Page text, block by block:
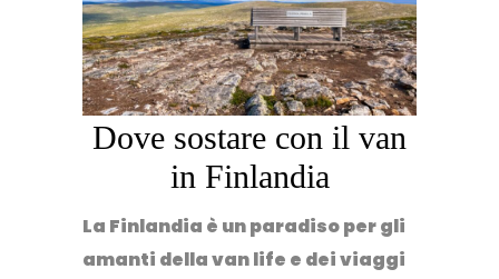
Dove sostare con il van
in Finlandia
La Finlandia è un paradiso per gli
amanti della van life e dei viaggi